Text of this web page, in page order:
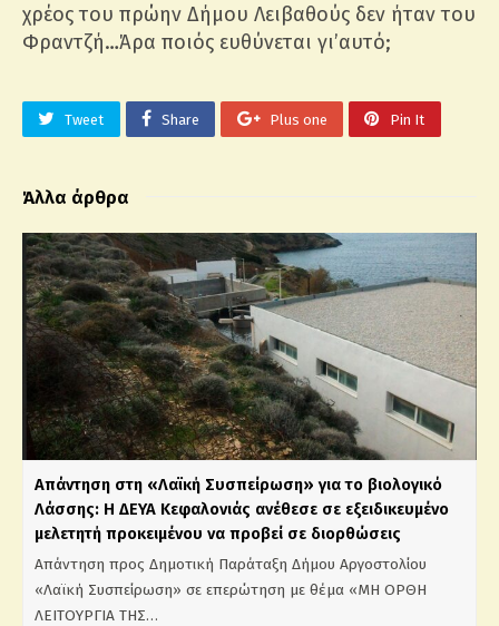
χρέος του πρώην Δήμου Λειβαθούς δεν ήταν του
Φραντζή…Άρα ποιός ευθύνεται γι’αυτό;
Tweet Share Plus one Pin It
Άλλα άρθρα
Απάντηση στη «Λαϊκή Συσπείρωση» για το βιολογικό
Λάσσης: Η ΔΕΥΑ Κεφαλονιάς ανέθεσε σε εξειδικευμένο
μελετητή προκειμένου να προβεί σε διορθώσεις
Απάντηση προς Δημοτική Παράταξη Δήμου Αργοστολίου
«Λαϊκή Συσπείρωση» σε επερώτηση με θέμα «ΜΗ ΟΡΘΗ
ΛΕΙΤΟΥΡΓΙΑ ΤΗΣ…